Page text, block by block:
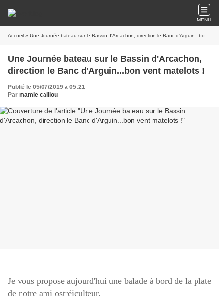
MENU
Accueil » Une Journée bateau sur le Bassin d'Arcachon, direction le Banc d'Arguin...bon vent matelots !
Une Journée bateau sur le Bassin d'Arcachon,
direction le Banc d'Arguin...bon vent matelots !
Publié le 05/07/2019 à 05:21
Par mamie caillou
Je vous propose aujourd'hui une balade à bord de la plate
de notre ami ostréiculteur.